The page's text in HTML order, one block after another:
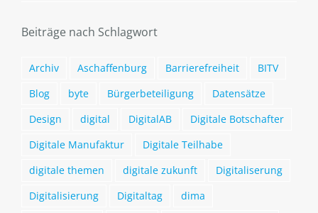
Beiträge nach Schlagwort
Archiv Aschaffenburg Barrierefreiheit
BITV
Blog
byte Bürgerbeteiligung
Datensätze
Design
digital DigitalAB
Digitale Botschafter
Digitale Manufaktur
Digitale Teilhabe
digitale themen
digitale zukunft
Digitaliserung
Digitalisierung
Digitaltag
dima